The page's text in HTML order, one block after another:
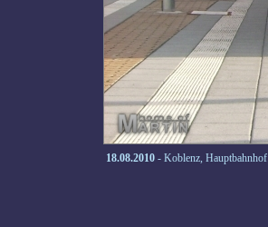
18.08.2010 - Koblenz, Hauptbahnhof